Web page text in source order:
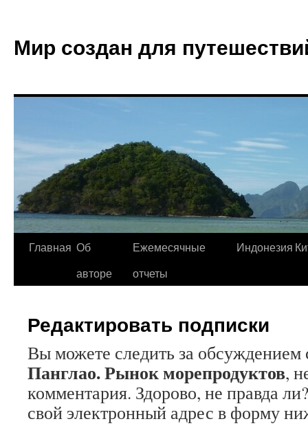
Мир создан для
Главная Об
авторе
Ежемесячные
отчеты
Индонезия
Редактировать подписки
Вы можете следить за обсуждением
Панглао. Рынок морепродуктов,
комментария. Здорово, не правда
свой электронный адрес в форму